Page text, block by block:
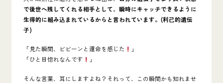
で後世へ残してくれる相手として、瞬時にキャッチできるように
生得的に組み込まれているからと言われています。(利己的遺伝
子)
「見た瞬間、ビビーンと運命を感じた
」
「ひと目惚れなんです
」
そんな言葉、耳にしますよね？それって、この瞬間かも知れませ